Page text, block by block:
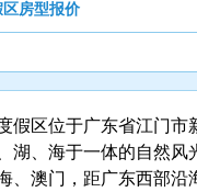
房型报价
假区位于广东省江门市
湖、海于一体的自然风
、澳门，距广东西部沿